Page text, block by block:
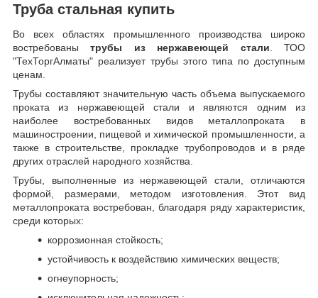
Труба стальная купить
Во всех областях промышленного производства широко
востребованытрубы из нержавеющей стали. ТОО
"ТехТоргАлматы" реализует трубы этого типа по доступным
ценам.
Трубы составляют значительную часть объема выпускаемого
проката из нержавеющей стали и являются одним из
наиболее востребованных видов металлопроката в
машиностроении, пищевой и химической промышленности, а
также в строительстве, прокладке трубопроводов и в ряде
других отраслей народного хозяйства.
Трубы, выполненные из нержавеющей стали, отличаются
формой, размерами, методом изготовления. Этот вид
металлопроката востребован, благодаря ряду характеристик,
среди которых:
коррозионная стойкость;
устойчивость к воздействию химических веществ;
огнеупорность;